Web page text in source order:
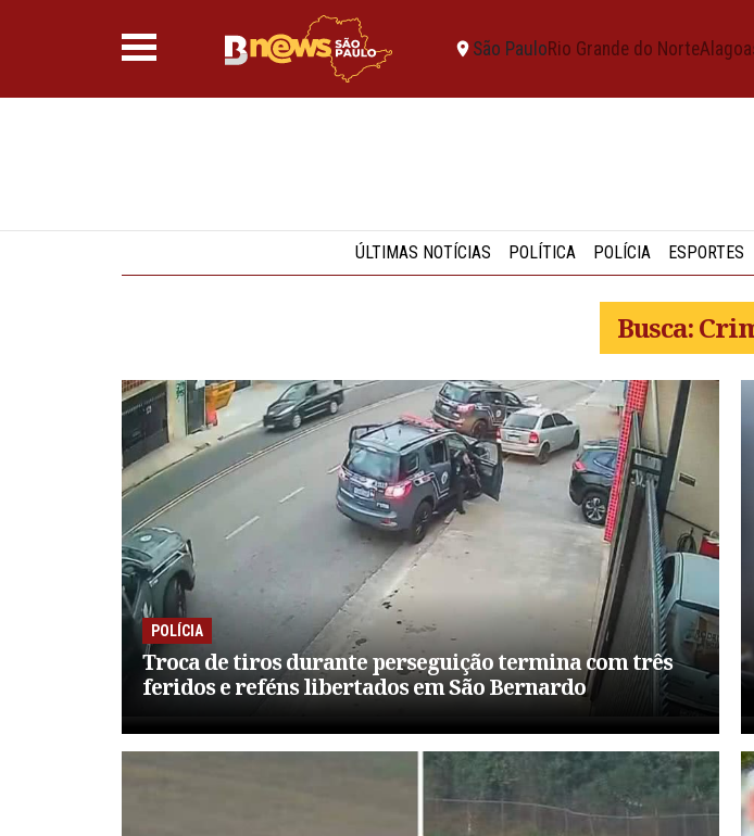
São PauloRio Grande do Norte
ÚLTIMAS NOTÍCIAS POLÍTICA POLÍCIA ESPORTES
Busca:
POLÍCIA
Troca de tiros durante perseguição termina com três
feridos e reféns libertados em São Bernardo